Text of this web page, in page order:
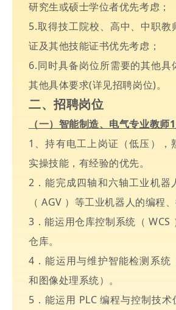
研究生或硕士学位者优先考虑；
5.取得技工院校、高中、中职教
证及其他技能证书优先考虑；
6.同时具备岗位所需要的其他具
其他具体要求(详见招聘岗位)。
二、招聘岗位
（一）智能制造、电气专业教师
1、持有电工上岗证（低压），
实操技能，有经验的优先。
2．能完成四轴和六轴工业机器
（ AGV ）等工业机器人的编程
3．能运用仓库控制系统（ WCS
仓库。
4．能运用与维护智能检测系统
和图像处理系统）。
5．能运用 PLC 编程与控制技